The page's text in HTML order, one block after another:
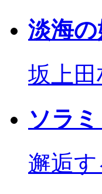
淡海
坂上
ソラ
邂逅